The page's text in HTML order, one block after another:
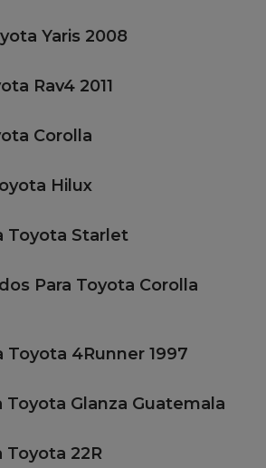
Yaris 2008
Rav4 2011
Corolla
Hilux
Toyota Starlet
Para Toyota Corolla
Toyota 4Runner 1997
Toyota Glanza Guatemala
Toyota 22R